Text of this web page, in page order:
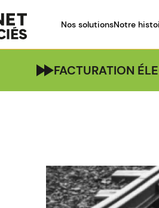
Nos solutionsNotre
FACTURATION